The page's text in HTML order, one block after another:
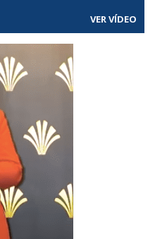
VER VÍDEO